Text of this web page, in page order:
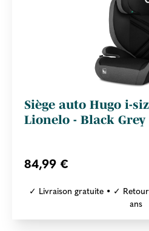
Siège auto Hugo i-
Lionelo - Black Grey
84,99 €
✓ Livraison gratuite • ✓
ans